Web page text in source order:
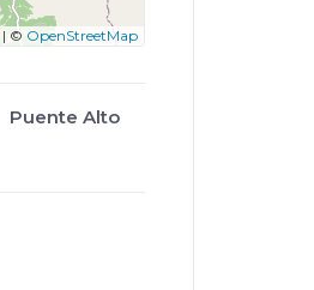
| © OpenStreetMap
Puente Alto